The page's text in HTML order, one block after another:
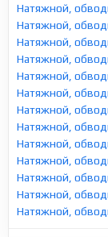
Натяжной,
Натяжной,
Натяжной,
Натяжной,
Натяжной,
Натяжной,
Натяжной,
Натяжной,
Натяжной,
Натяжной,
Натяжной,
Натяжной,
Натяжной,